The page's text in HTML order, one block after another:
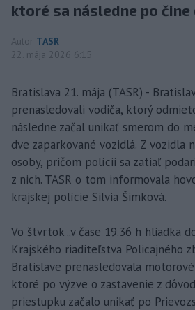
ktoré sa následne po čine
Autor TASR
22. mája 2026 6:15
Bratislava 21. mája (TASR) -
prenasledovali vodiča, ktorý
následne začal unikať smerom do
dve zaparkované vozidlá. Z vozidla
osoby, pričom polícii sa zatiaľ
z nich. TASR o tom informovala
krajskej polície Silvia Šimková.
Vo štvrtok „v čase 19.36 h hliadka
Krajského riaditeľstva Policajného
Bratislave prenasledovala
ktoré po výzve o zastavenie z
priestupku začalo unikať po